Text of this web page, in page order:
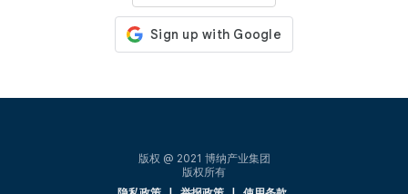
版权 @ 2021 博纳产业集团
版权所有